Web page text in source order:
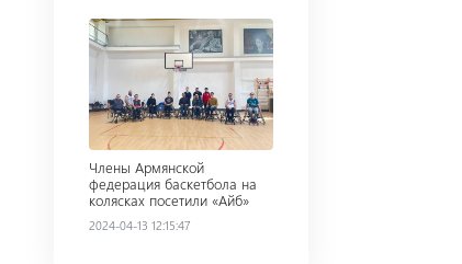
Read more
Члены Армянской
федерация баскетбола на
колясках посетили «Айб»
2024-04-13 12:15:47